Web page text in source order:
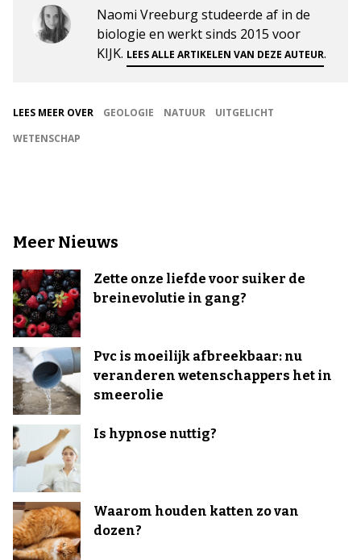
Naomi Vreeburg studeerde af in de
biologie en werkt sinds 2015 voor
KIJK. LEES ALLE ARTIKELEN VAN DEZE AUTEUR.
LEES MEER OVER GEOLOGIE NATUUR
UITGELICHT
WETENSCHAP
Meer Nieuws
Zette onze liefde voor suiker de
breinevolutie in gang?
Pvc is moeilijk afbreekbaar: nu
veranderen wetenschappers het in
smeerolie
Is hypnose nuttig?
Waarom houden katten zo van
dozen?